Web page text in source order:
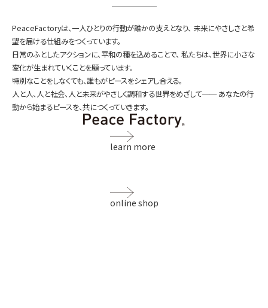
PeaceFactoryは、一人ひとりの行動が誰かの支えとなり、 未来にやさしさと希
望を届ける仕組みをつくっています。
日常のふとしたアクションに、平和の種を込めることで、 私たちは、世界に小さな
変化が生まれていくことを願っています。
特別なことをしなくても、誰もがピースをシェアし合える。
人と人、人と社会、人と未来がやさしく調和する世界をめざして──あなたの行
動から始まるピースを、共につくっていきます。
learn more
online shop